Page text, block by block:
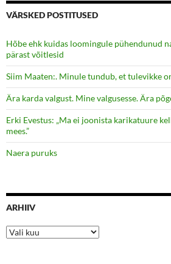
VÄRSKED POSTITUSED
Hõbe ehk kuidas loomingule pühendunud
pärast võitlesid
Siim Maaten:. Minule tundub, et tulevikke
Ära karda valgust. Mine valgusesse. Ära
Erki Evestus: „Ma ei joonista karikatuure
mees.”
Naera puruks
ARHIIV
Arhiiv